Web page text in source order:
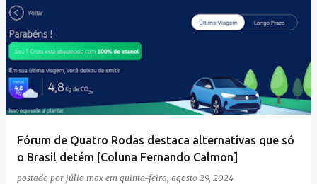
Fórum de Quatro Rodas destaca alternativas que só
o Brasil detém [Coluna Fernando Calmon]
postado por júlio max em quinta-feira, agosto 29, 2024